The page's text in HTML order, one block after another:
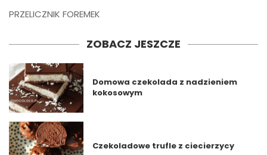
PRZELICZNIK FOREMEK
ZOBACZ JESZCZE
Domowa czekolada z nadzieniem
kokosowym
Czekoladowe trufle z ciecierzycy